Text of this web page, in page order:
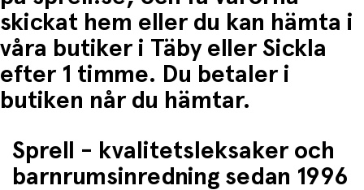
skickat hem eller du kan hämta i
våra butiker i Täby eller Sickla
efter 1 timme. Du betaler i
butiken når du hämtar.
Sprell - kvalitetsleksaker och
barnrumsinredning sedan 1996